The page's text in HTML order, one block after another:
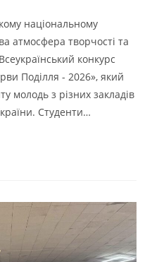
національному
атмосфера творчості та
конкурс
Поділля - 2026», який
молодь з різних закладів
Студенти…